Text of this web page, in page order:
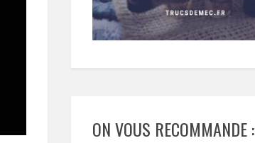
ON VOUS RECOMMANDE :